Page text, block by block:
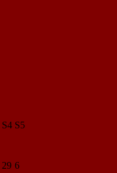
S4 S5
29 6